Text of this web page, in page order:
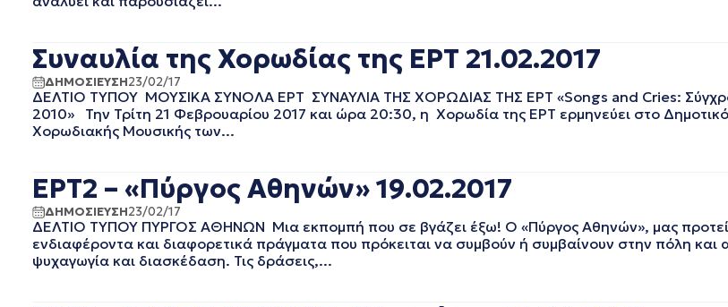
ΜΑΡΤΙΟΣ 2024
ΙΑΝΟΥΑΡΙΟΣ 2024
ΔΕΚΕΜΒΡΙΟΣ 2023
ΝΟΕΜΒΡΙΟΣ 2023
ΟΚΤΩΒΡΙΟΣ 2023
ΣΕΠΤΕΜΒΡΙΟΣ 2023
ΙΟΥΛΙΟΣ 2023
ΙΟΥΝΙΟΣ 2023
ΜΑΙΟΣ 2023
ΑΠΡΙΛΙΟΣ 2023
ΜΑΡΤΙΟΣ 2023
Συναυλία της Χορωδίας της ΕΡΤ 21.02.2017
ΔΗΜΟΣΙΕΥΣΗ23/02/17
ΔΕΛΤΙΟ ΤΥΠΟΥ ΜΟΥΣΙΚΑ ΣΥΝΟΛΑ ΕΡΤ ΣΥΝΑΥΛΙΑ ΤΗΣ ΧΟΡΩΔΙΑΣ ΤΗΣ ΕΡΤ «Songs and Cries:
2010» Την Τρίτη 21 Φεβρουαρίου 2017 και ώρα 20:30, η Χορωδία της ΕΡΤ ερμηνεύει στο
Χορωδιακής Μουσικής των...
ΕΡΤ2 – «Πύργος Αθηνών» 19.02.2017
ΔΗΜΟΣΙΕΥΣΗ23/02/17
ΔΕΛΤΙΟ ΤΥΠΟΥ ΠΥΡΓΟΣ ΑΘΗΝΩΝ Μια εκπομπή που σε βγάζει έξω! Ο «Πύργος Αθηνών», μας
ενδιαφέροντα και διαφορετικά πράγματα που πρόκειται να συμβούν ή συμβαίνουν στην πόλη και
ψυχαγωγία και διασκέδαση. Τις δράσεις,...